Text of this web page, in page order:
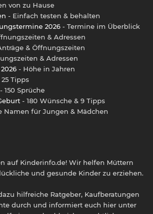
von zu Hause
- Einfach testen & behalten
2026 - Termine im Überblick
& Adressen
& Öffnungszeiten
& Adressen
- Höhe in Jahren
25 Tipps
- 150 Sprüche
- 180 Wünsche & 9 Tipps
Namen für Jungen & Mädchen
auf Kinderinfo.de! Wir helfen Müttern
und gesunde Kinder zu erziehen.
hilfreiche Ratgeber, Kaufberatungen
durch und informiert euch hier unter